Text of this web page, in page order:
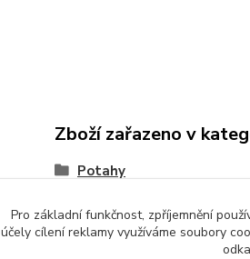
Zboží zařazeno v
Potahy
Pro základní funkčnost, zpříjemnění
účely cílení reklamy využíváme soubory